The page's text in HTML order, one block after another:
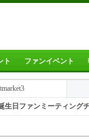
ト ファンイベント
日ファンミーティング